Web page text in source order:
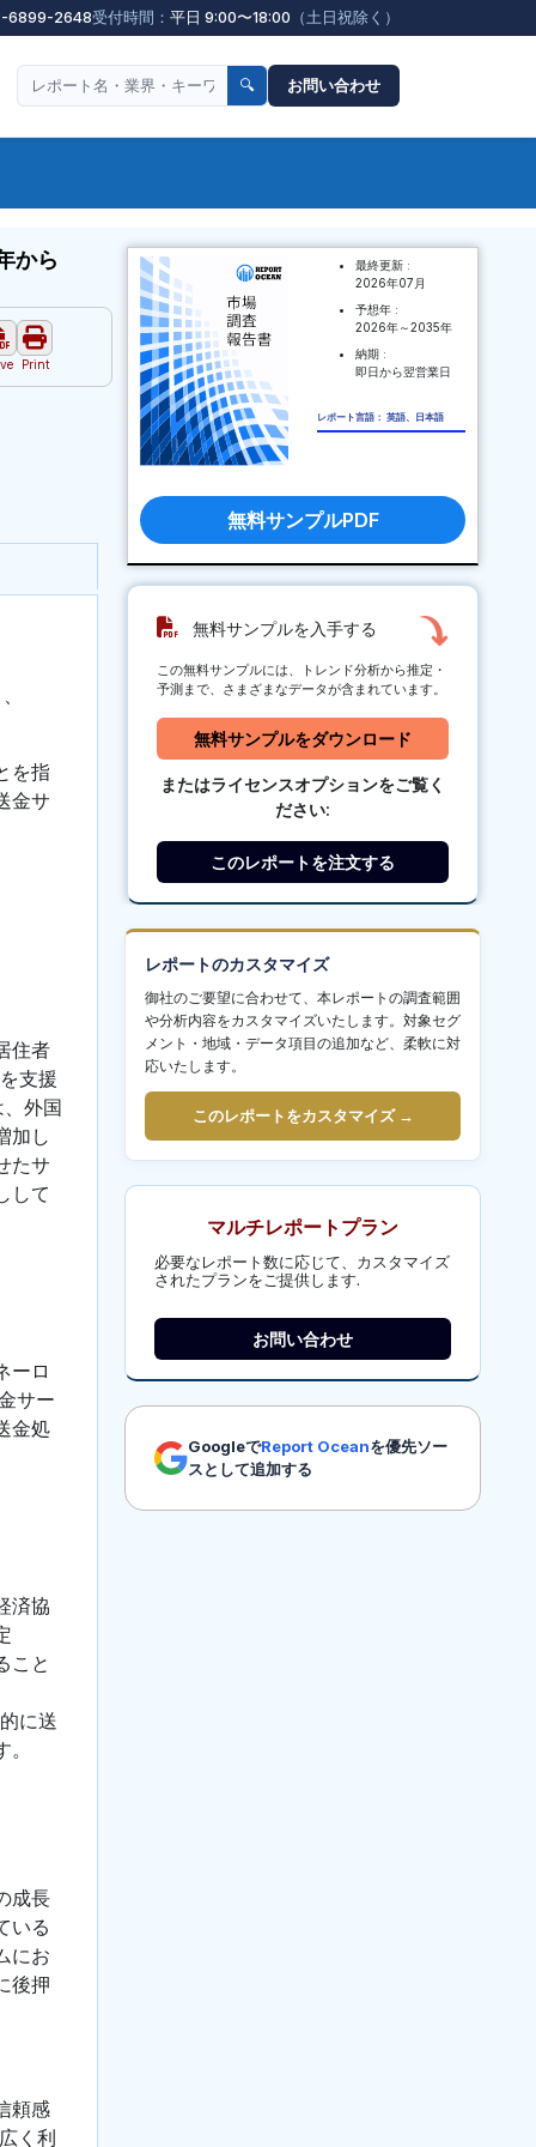
6899-2648受付時間： 平日 9:00〜18:00 （土日祝除く）
🔍 お問い合わせ
から
Print
を指
金サ
住者
支援
外国
加し
たサ
して
ーロ
サー
金処
済協
こと
に送
成長
いる
にお
後押
頼感
く利
最終更新 :
2026年07月
予想年 :
2026年～2035年
納期 :
即日から翌営業日
レポート言語： 英語、日本語
無料サンプルPDF
無料サンプルを入手する
この無料サンプルには、トレンド分析から推定・
予測まで、さまざまなデータが含まれています。
無料サンプルをダウンロード
またはライセンスオプションをご覧く
ださい:
このレポートを注文する
レポートのカスタマイズ
御社のご要望に合わせて、本レポートの調査範囲
や分析内容をカスタマイズいたします。対象セグ
メント・地域・データ項目の追加など、柔軟に対
応いたします。
このレポートをカスタマイズ →
マルチレポートプラン
必要なレポート数に応じて、カスタマイズ
されたプランをご提供します.
お問い合わせ
GoogleでReport Oceanを優先ソー
スとして追加する